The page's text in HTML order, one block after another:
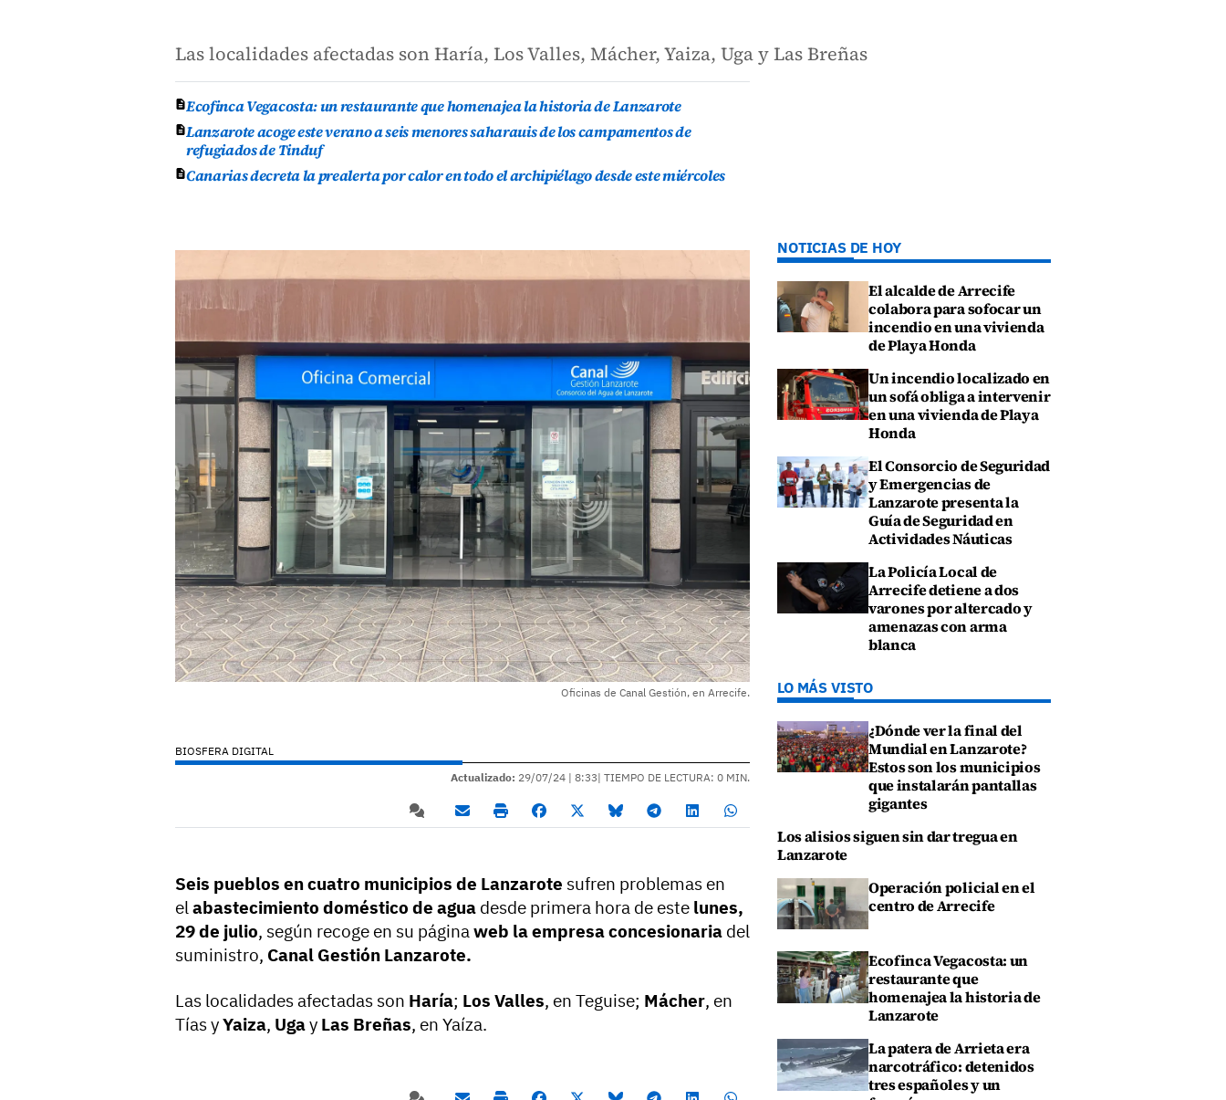
Las localidades afectadas son Haría, Los Valles, Mácher, Yaiza, Uga y Las Breñas
Ecofinca Vegacosta: un restaurante que homenajea la historia de Lanzarote
Lanzarote acoge este verano a seis menores saharauis de los campamentos de
refugiados de Tinduf
Canarias decreta la prealerta por calor en todo el archipiélago desde este miércoles
Oficinas de Canal Gestión, en Arrecife.
BIOSFERA DIGITAL
Actualizado: 29/07/24 | 8:33| TIEMPO DE LECTURA: 0 MIN.
Seis pueblos en cuatro municipios de Lanzarote sufren problemas en
el abastecimiento doméstico de agua desde primera hora de este lunes,
29 de julio, según recoge en su página web la empresa concesionaria del
suministro, Canal Gestión Lanzarote.
Las localidades afectadas son Haría; Los Valles, en Teguise; Mácher, en
Tías yYaiza, Ugay Las Breñas, en Yaíza.
NOTICIAS DE HOY
El alcalde de Arrecife
colabora para sofocar un
incendio en una vivienda
de Playa Honda
Un incendio localizado en
un sofá obliga a intervenir
en una vivienda de Playa
Honda
El Consorcio de Seguridad
y Emergencias de
Lanzarote presenta la
Guía de Seguridad en
Actividades Náuticas
La Policía Local de
Arrecife detiene a dos
varones por altercado y
amenazas con arma
blanca
LO MÁS VISTO
¿Dónde ver la final del
Mundial en Lanzarote?
Estos son los municipios
que instalarán pantallas
gigantes
Los alisios siguen sin dar tregua en
Lanzarote
Operación policial en el
centro de Arrecife
Ecofinca Vegacosta: un
restaurante que
homenajea la historia de
Lanzarote
La patera de Arrieta era
narcotráfico: detenidos
tres españoles y un